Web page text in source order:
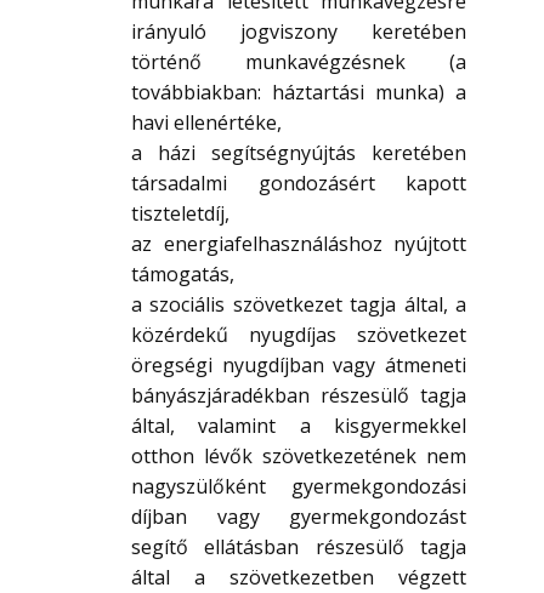
irányuló jogviszony keretében
történő munkavégzésnek (a
továbbiakban: háztartási munka) a
havi ellenértéke,
a házi segítségnyújtás keretében
társadalmi gondozásért kapott
tiszteletdíj,
az energiafelhasználáshoz nyújtott
támogatás,
a szociális szövetkezet tagja által, a
közérdekű nyugdíjas szövetkezet
öregségi nyugdíjban vagy átmeneti
bányászjáradékban részesülő tagja
által, valamint a kisgyermekkel
otthon lévők szövetkezetének nem
nagyszülőként gyermekgondozási
díjban vagy gyermekgondozást
segítő ellátásban részesülő tagja
által a szövetkezetben végzett